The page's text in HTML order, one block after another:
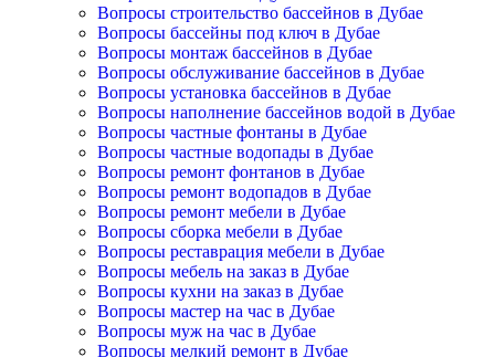
Вопросы строительство бассейнов в Дубае
Вопросы бассейны под ключ в Дубае
Вопросы монтаж бассейнов в Дубае
Вопросы обслуживание бассейнов в Дубае
Вопросы установка бассейнов в Дубае
Вопросы наполнение бассейнов водой в Дубае
Вопросы частные фонтаны в Дубае
Вопросы частные водопады в Дубае
Вопросы ремонт фонтанов в Дубае
Вопросы ремонт водопадов в Дубае
Вопросы ремонт мебели в Дубае
Вопросы сборка мебели в Дубае
Вопросы реставрация мебели в Дубае
Вопросы мебель на заказ в Дубае
Вопросы кухни на заказ в Дубае
Вопросы мастер на час в Дубае
Вопросы муж на час в Дубае
Вопросы мелкий ремонт в Дубае